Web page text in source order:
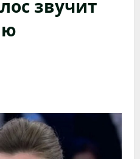
звучит